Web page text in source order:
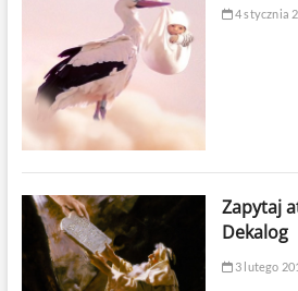
4 stycznia
Zapytaj
Dekalog
3 lutego